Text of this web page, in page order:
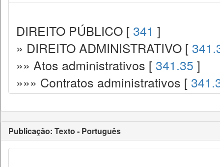
DIREITO PÚBLICO [ 341 ]
» DIREITO ADMINISTRATIVO [
»» Atos administrativos [ 341.35 ]
»»» Contratos administrativos [
Publicação: Texto - Português